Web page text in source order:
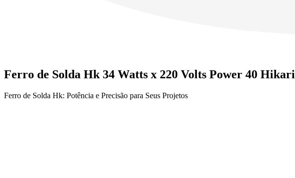
Ferro de Solda Hk 34 Watts x 220 Volts Power 40 Hikari
Ferro de Solda Hk: Potência e Precisão para Seus Projetos